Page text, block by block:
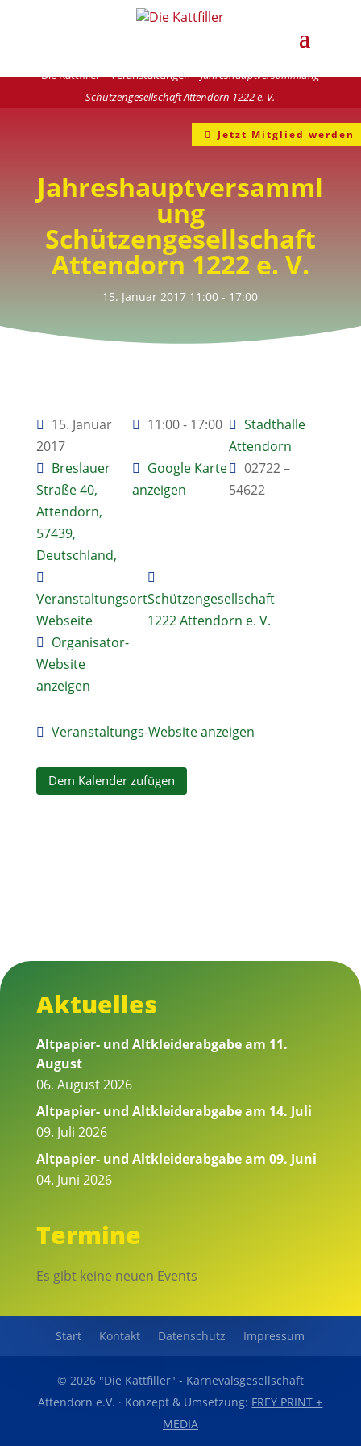
Die Kattfiller>Veranstaltungen>Jahreshauptversammlung
Schützengesellschaft Attendorn 1222 e. V.
Jetzt Mitglied werden
Jahreshauptversamml
ung
Schützengesellschaft
Attendorn 1222 e. V.
15. Januar 2017 11:00 - 17:00
15. Januar
2017
11:00 - 17:00
Stadthalle
Attendorn
Breslauer
Straße 40,
Attendorn,
57439,
Deutschland,
Google Karte
anzeigen
02722 –
54622
Veranstaltungsort
Webseite
Schützengesellschaft
1222 Attendorn e. V.
Organisator-
Website
anzeigen
Veranstaltungs-Website anzeigen
Dem Kalender zufügen
Aktuelles
Altpapier- und Altkleiderabgabe am 11.
August
06. August 2026
Altpapier- und Altkleiderabgabe am 14. Juli
09. Juli 2026
Altpapier- und Altkleiderabgabe am 09. Juni
04. Juni 2026
Termine
Es gibt keine neuen Events
Start Kontakt Datenschutz Impressum
© 2026 "Die Kattfiller" - Karnevalsgesellschaft
Attendorn e.V. · Konzept & Umsetzung: FREY PRINT +
MEDIA